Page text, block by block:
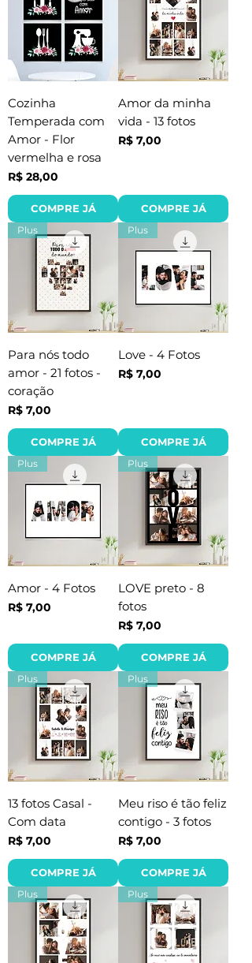
Cozinha
Temperada com
Amor - Flor
vermelha e rosa
Preço
R$ 28,00
COMPRE JÁ
Amor da minha
vida - 13 fotos
Preço
R$ 7,00
COMPRE JÁ
Plus
Para nós todo
amor - 21 fotos -
coração
Preço
R$ 7,00
COMPRE JÁ
Plus
Love - 4 Fotos
Preço
R$ 7,00
COMPRE JÁ
Plus
Amor - 4 Fotos
Preço
R$ 7,00
COMPRE JÁ
Plus
LOVE preto - 8
fotos
Preço
R$ 7,00
COMPRE JÁ
Plus
13 fotos Casal -
Com data
Preço
R$ 7,00
COMPRE JÁ
Plus
Meu riso é tão feliz
contigo - 3 fotos
Preço
R$ 7,00
COMPRE JÁ
Plus Plus